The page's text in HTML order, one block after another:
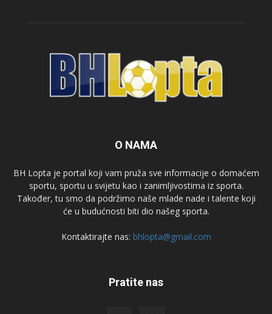
O NAMA
BH Lopta je portal koji vam pruža sve informacije o domaćem
sportu, sportu u svijetu kao i zanimljivostima iz sporta.
Također, tu smo da podržimo naše mlade nade i talente koji
će u budućnosti biti dio našeg sporta.
Kontaktirajte nas: bhlopta@gmail.com
Pratite nas